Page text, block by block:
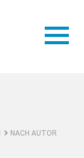
NACH AUTOR